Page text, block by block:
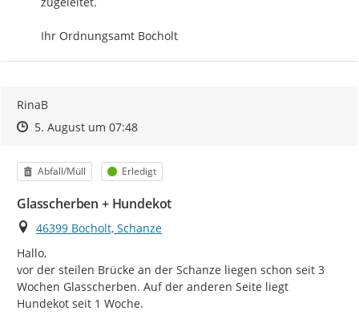
Ihr Ordnungsamt Bocholt
RinaB
Zeitpunkt des Erstellens
Zeitpunkt des Erstellens
5. August um 07:48Zur Äußerung
Kategorie
Abfall/Müll Status
Erledigt
Glasscherben + Hundekot
Ort
46399 Bocholt, Schanze
Hallo,
vor der steilen Brücke an der Schanze liegen schon seit 3
Wochen Glasscherben. Auf der anderen Seite liegt
Hundekot seit 1 Woche.